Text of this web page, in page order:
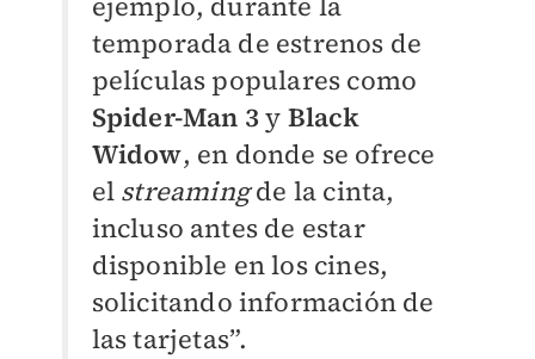
temporada de estrenos de
películas populares como
Spider-Man 3 y Black
Widow, en donde se ofrece
el streamingde la cinta,
incluso antes de estar
disponible en los cines,
solicitando información de
las tarjetas”.